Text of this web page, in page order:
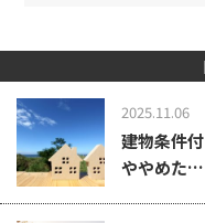
2025.11.06
建物条件
ややめた…